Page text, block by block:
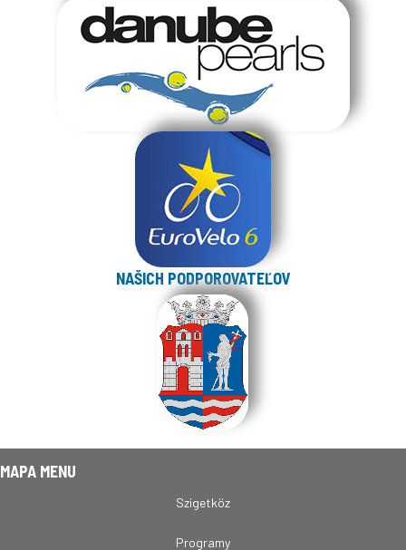
NAŠICH PODPOROVATEĽOV
MAPA MENU
Szigetköz
Programy